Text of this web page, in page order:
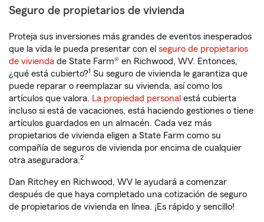
Seguro de propietarios de vivienda
Proteja sus inversiones más grandes de eventos inesperados
que la vida le pueda presentar con el seguro de propietarios
de vivienda de State Farm® en Richwood, WV. Entonces,
¿qué está cubierto?1 Su seguro de vivienda le garantiza que
puede reparar o reemplazar su vivienda, así como los
artículos que valora. La propiedad personal está cubierta
incluso si está de vacaciones, está haciendo gestiones o tiene
artículos guardados en un almacén. Cada vez más
propietarios de vivienda eligen a State Farm como su
compañía de seguros de vivienda por encima de cualquier
otra aseguradora.2
Dan Ritchey en Richwood, WV le ayudará a comenzar
después de que haya completado una cotización de seguro
de propietarios de vivienda en línea. ¡Es rápido y sencillo!